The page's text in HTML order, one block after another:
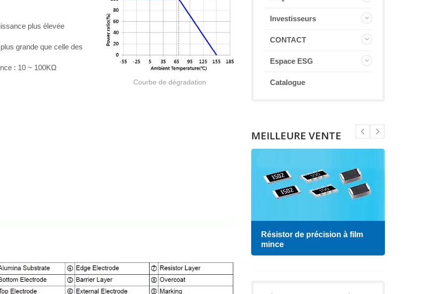
Courbe de dégradation
plus élevée
grande que celle des
: 10 ~ 100KΩ
Investisseurs
CONTACT
Espace ESG
Catalogue
MEILLEURE VENTE
Résistor de précision à film
mince